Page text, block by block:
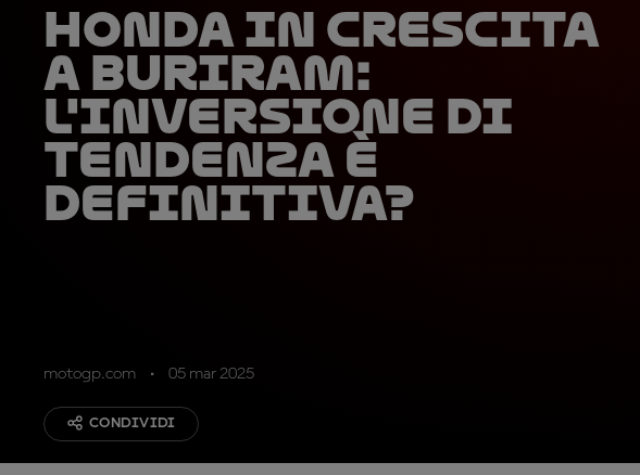
Honda in crescita
a Buriram:
l'inversione di
tendenza è
definitiva?
motogp.com 05 mar 2025
CONDIVIDI